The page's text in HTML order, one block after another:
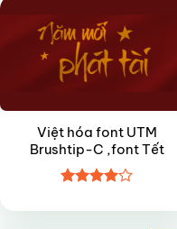
Việt hóa font UTM
Brushtip-C ,font Tết
xếp hạng